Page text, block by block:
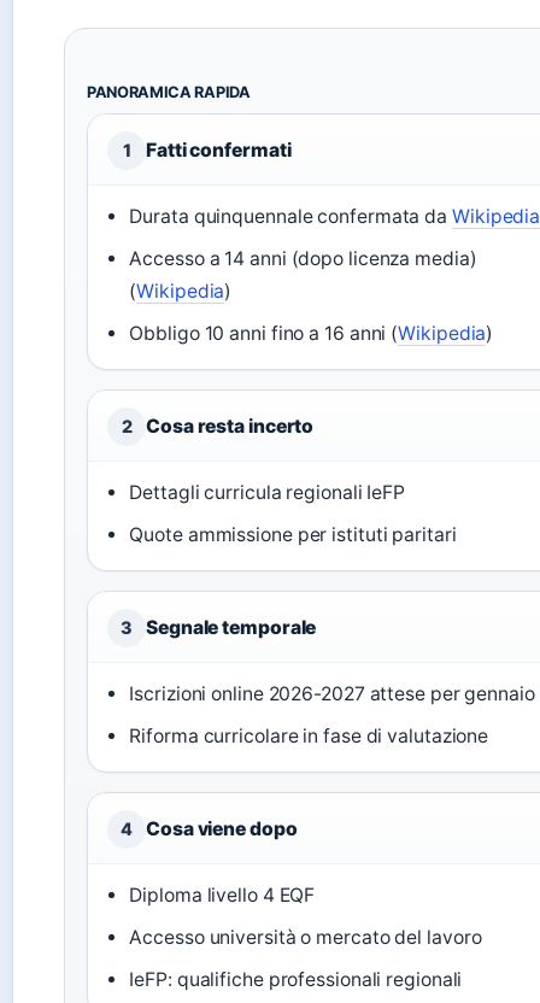
PANORAMICA RAPIDA
1 Fatti confermati
Durata quinquennale confermata da Wikipedia
Accesso a 14 anni (dopo licenza media)
(Wikipedia)
Obbligo 10 anni fino a 16 anni (Wikipedia)
2 Cosa resta incerto
Dettagli curricula regionali IeFP
Quote ammissione per istituti paritari
3 Segnale temporale
Iscrizioni online 2026-2027 attese per gennaio
Riforma curricolare in fase di valutazione
4 Cosa viene dopo
Diploma livello 4 EQF
Accesso università o mercato del lavoro
IeFP: qualifiche professionali regionali